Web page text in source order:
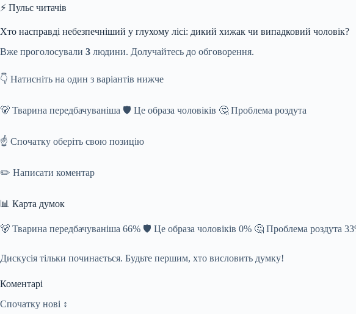
⚡ Пульс читачів
Хто насправді небезпечніший у глухому лісі: дикий хижак чи випадковий чоловік?
Вже проголосували 3 людини. Долучайтесь до обговорення.
👇 Натисніть на один з варіантів нижче
🐻 Тварина передбачуваніша 🛡️ Це образа чоловіків 🤔 Проблема роздута
☝️ Спочатку оберіть свою позицію
✏️ Написати коментар
📊 Карта думок
🐻 Тварина передбачуваніша 66% 🛡️ Це образа чоловіків 0% 🤔 Проблема роздута
Дискусія тільки починається. Будьте першим, хто висловить думку!
Коментарі
Спочатку нові ↕